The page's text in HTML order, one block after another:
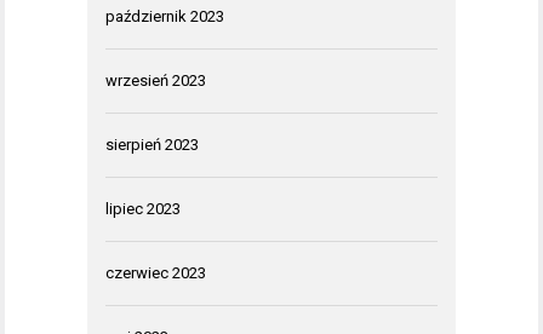
październik 2023
wrzesień 2023
sierpień 2023
lipiec 2023
czerwiec 2023